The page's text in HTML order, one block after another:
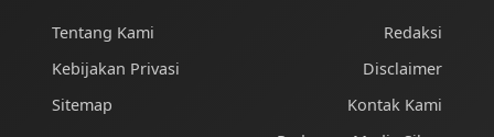
Tentang Kami
Kebijakan Privasi
Sitemap
Redaksi
Disclaimer
Kontak Kami